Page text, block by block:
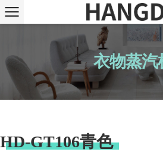
衣物蒸汽
HD-GT106青色